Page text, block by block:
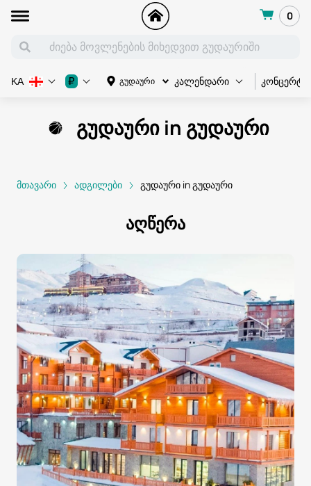
0
გუდაური კალენდარი კონცერტი
KA ₽
გუდაური in გუდაური
მთავარი ადგილები გუდაური in გუდაური
აღწერა